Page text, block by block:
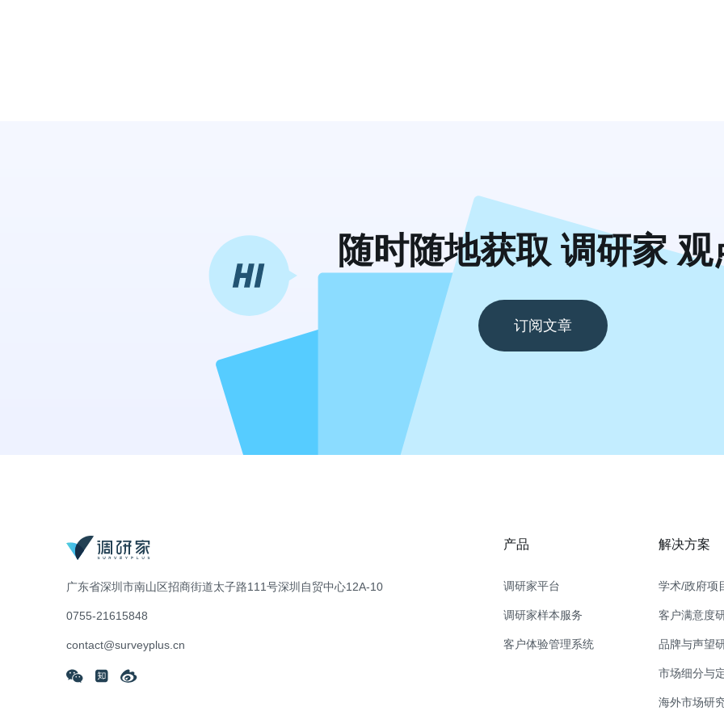
随时随地获取 调研家 观
订阅文章
广东省深圳市南山区招商街道太子路111号深圳自贸中心12A-10
0755-21615848
contact@surveyplus.cn
产品
调研家平台
调研家样本服务
客户体验管理系统
解决方案
学术/政府项
客户满意度
品牌与声望
市场细分与
海外市场研